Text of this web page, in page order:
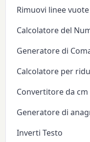
Rimuovi linee
Calcolatore del
Generatore di
Calcolatore per
Convertitore da
Generatore di
Inverti Testo